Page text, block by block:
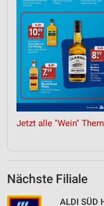
Jetzt alle "Wein"
Nächste Filiale
ALDI SÜD